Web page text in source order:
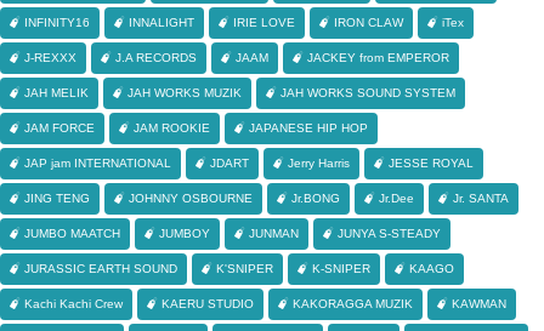
INFINITY16 INNALIGHT IRIE LOVE IRON CLAW iTex
J-REXXX J.A RECORDS JAAM JACKEY from EMPEROR
JAH MELIK JAH WORKS MUZIK JAH WORKS SOUND SYSTEM
JAM FORCE JAM ROOKIE JAPANESE HIP HOP
JAP jam INTERNATIONAL JDART Jerry Harris JESSE ROYAL
JING TENG JOHNNY OSBOURNE Jr.BONG Jr.Dee Jr. SANTA
JUMBO MAATCH JUMBOY JUNMAN JUNYA S-STEADY
JURASSIC EARTH SOUND K'SNIPER K-SNIPER KAAGO
Kachi Kachi Crew KAERU STUDIO KAKORAGGA MUZIK KAWMAN